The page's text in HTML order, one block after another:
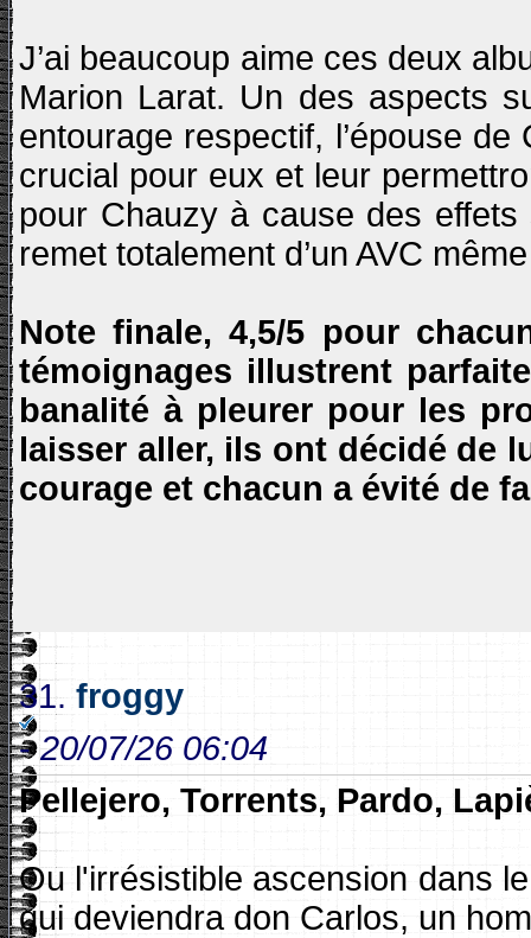
J’ai beaucoup aime ces deux
Marion Larat. Un des aspects
entourage respectif, l’épouse
crucial pour eux et leur
pour Chauzy à cause des
remet totalement d’un AVC
Note finale, 4,5/5 pour
témoignages illustrent
banalité à pleurer pour les
laisser aller, ils ont décidé de
courage et chacun a évité de
31. froggy
-20/07/26 06:04
Pellejero, Torrents, Pardo,
Ou l'irrésistible ascension dans
qui deviendra don Carlos, un